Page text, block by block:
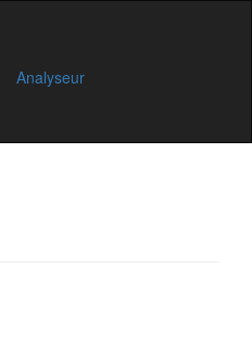
Analyseur